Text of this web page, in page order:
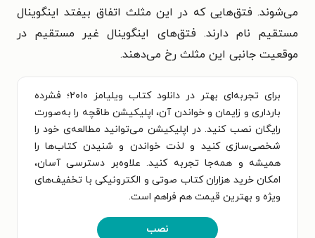
می‌شوند. فتق‌هایی که در این مثلث اتفاق بیفتد اینگوینال
مستقیم نام دارند. فتق‌های اینگوینال غیر مستقیم در
موقعیت جانبی این مثلث رخ می‌دهند.
برای تجربه‌ای بهتر در دانلود کتاب ویلیامز ۲۰۱۰؛ فشرده
بارداری و زایمان و خواندن آن، اپلیکیشن طاقچه را به‌صورت
رایگان نصب کنید. در اپلیکیشن می‌توانید مطالعه‌ی خود را
شخصی‌سازی کنید و لذت خواندن و شنیدن کتاب‌ها را
همیشه و همه‌جا تجربه کنید. علاوه‌بر دسترسی آسان،
امکان خرید هزاران کتاب صوتی و الکترونیکی با تخفیف‌های
ویژه و بهترین قیمت هم فراهم است.
نصب